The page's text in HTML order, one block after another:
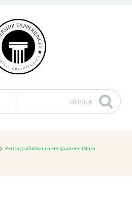
BUSCA
Perito grafotécnico em Iguatemi (Mato